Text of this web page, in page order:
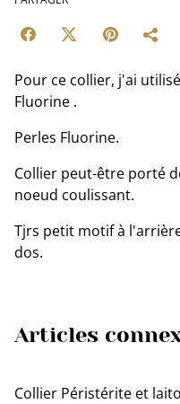
Pour ce collier, j'ai
Fluorine .
Perles Fluorine.
Collier peut-être porté
noeud coulissant.
Tjrs petit motif à
dos.
Articles
Collier Péristérite et